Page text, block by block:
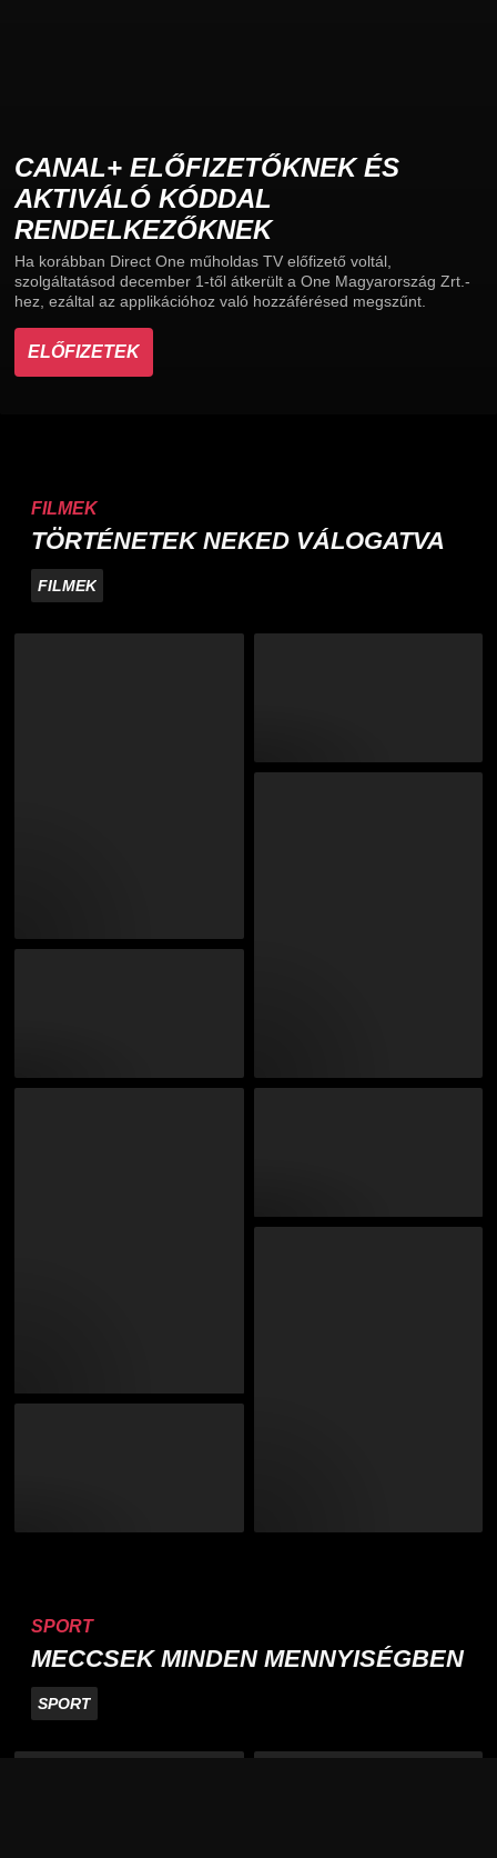
CANAL+ ELŐFIZETŐKNEK ÉS
AKTIVÁLÓ KÓDDAL
RENDELKEZŐKNEK
Ha korábban Direct One műholdas TV előfizető voltál,
szolgáltatásod december 1-től átkerült a One Magyarország Zrt.-
hez, ezáltal az applikációhoz való hozzáférésed megszűnt.
ELŐFIZETEK
FILMEK
TÖRTÉNETEK NEKED VÁLOGATVA
FILMEK
SPORT
MECCSEK MINDEN MENNYISÉGBEN
SPORT